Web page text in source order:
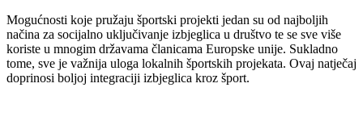
Mogućnosti koje pružaju športski projekti jedan su od najboljih
načina za socijalno uključivanje izbjeglica u društvo te se sve više
koriste u mnogim državama članicama Europske unije. Sukladno
tome, sve je važnija uloga lokalnih športskih projekata. Ovaj natječaj
doprinosi boljoj integraciji izbjeglica kroz šport.